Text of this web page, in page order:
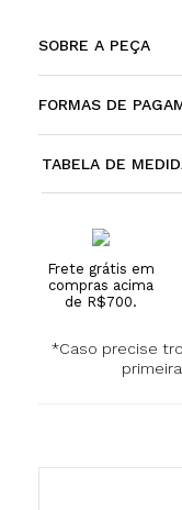
SOBRE A PEÇA
FORMAS DE
TABELA DE
Frete grátis em
compras acima
de R$700.
*Caso precise